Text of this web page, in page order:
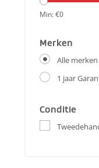
Min: €0
Merken
Alle merken
1 jaar
Conditie